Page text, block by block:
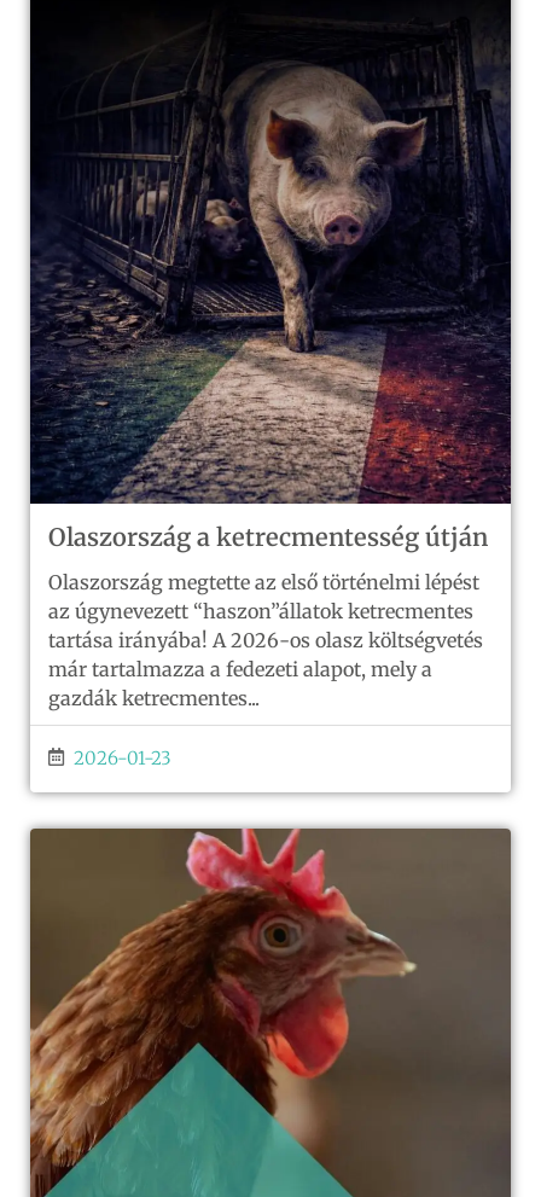
Olaszország a ketrecmentesség útján
2026-01-23
Olaszország megtette az első történelmi lépést
az úgynevezett “haszon”állatok ketrecmentes
tartása irányába! A 2026-os olasz költségvetés
már tartalmazza a fedezeti alapot, mely a
gazdák ketrecmentes...